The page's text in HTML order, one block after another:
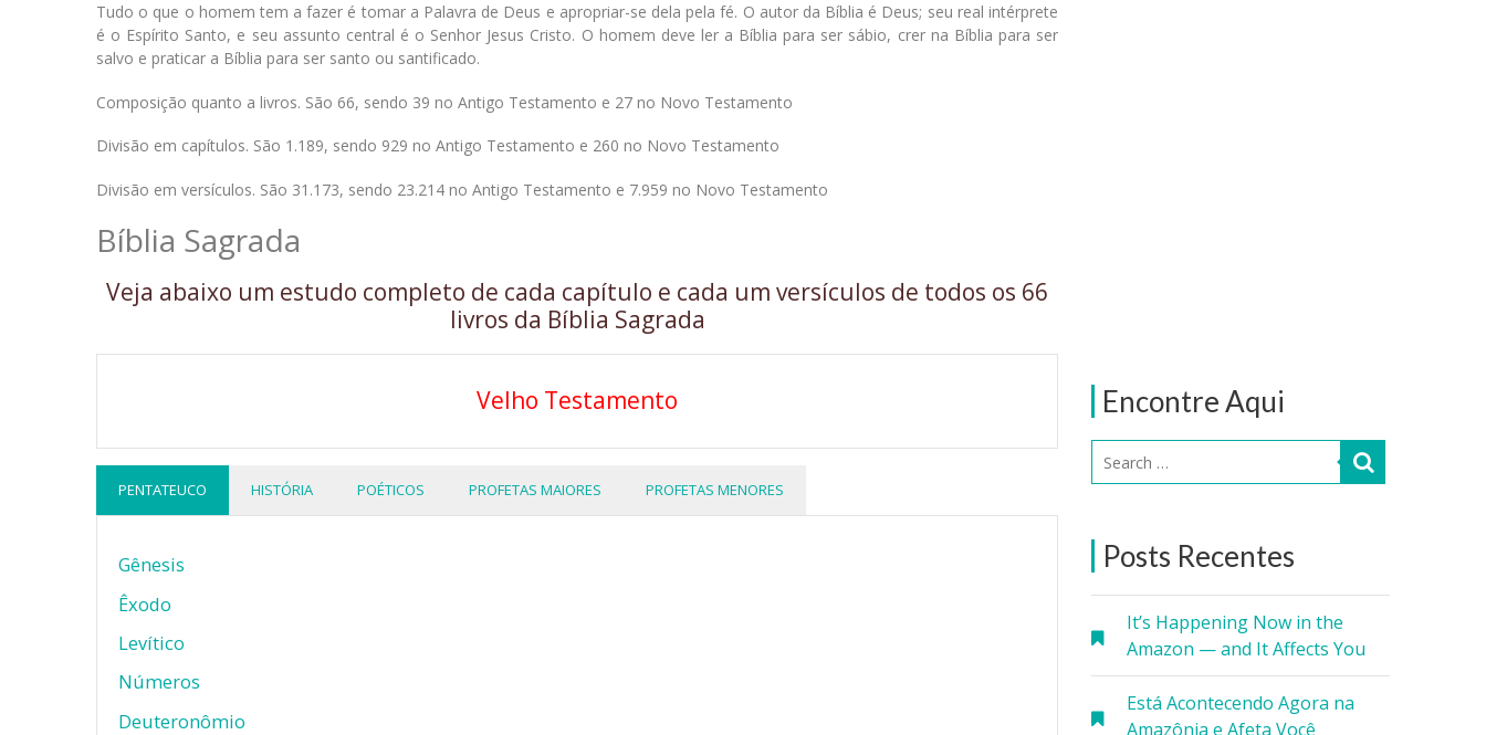
Encontre Aqui
Posts Recentes
It’s Happening Now in the
Amazon — and It Affects You
Está Acontecendo Agora na
Amazônia e Afeta Você
Tudo o que o homem tem a fazer é tomar a Palavra de Deus e apropriar-se dela pela fé. O autor da Bíblia é Deus; seu real intérprete
é o Espírito Santo, e seu assunto central é o Senhor Jesus Cristo. O homem deve ler a Bíblia para ser sábio, crer na Bíblia para ser
salvo e praticar a Bíblia para ser santo ou santificado.
Composição quanto a livros. São 66, sendo 39 no Antigo Testamento e 27 no Novo Testamento
Divisão em capítulos. São 1.189, sendo 929 no Antigo Testamento e 260 no Novo Testamento
Divisão em versículos. São 31.173, sendo 23.214 no Antigo Testamento e 7.959 no Novo Testamento
Bíblia Sagrada
Veja abaixo um estudo completo de cada capítulo e cada um versículos de todos os 66
livros da Bíblia Sagrada
Velho Testamento
PENTATEUCO HISTÓRIA POÉTICOS PROFETAS MAIORES PROFETAS MENORES
Gênesis
Êxodo
Levítico
Números
Deuteronômio